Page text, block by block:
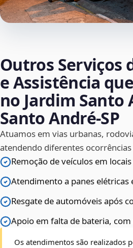
Outros Serviços
e Assistência
no Jardim Santo
Santo André‑SP
Atuamos em vias urbanas,
atendendo diferentes
Remoção de veículos em
Atendimento a panes elétricas
Resgate de automóveis após
Apoio em falta de bateria,
Os atendimentos são realizados